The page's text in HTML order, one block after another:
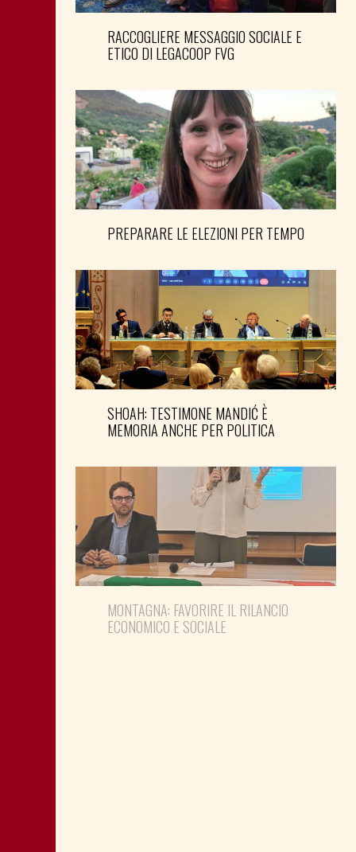
RACCOGLIERE MESSAGGIO SOCIALE E
ETICO DI LEGACOOP FVG
PREPARARE LE ELEZIONI PER TEMPO
SHOAH: TESTIMONE MANDIĆ È
MEMORIA ANCHE PER POLITICA
MONTAGNA: FAVORIRE IL RILANCIO
ECONOMICO E SOCIALE